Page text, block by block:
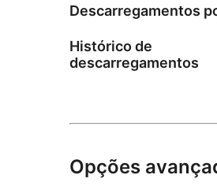
Descarregamentos
Histórico de
descarregamentos
Opções